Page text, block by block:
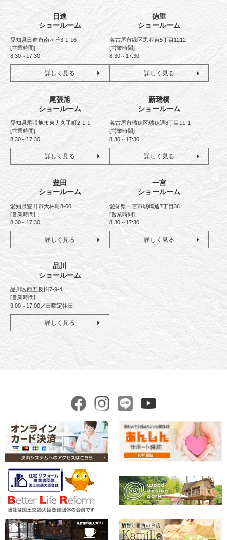
日進
ショールーム
愛知県日進市南ヶ丘3-1-16
[営業時間]
8:30～17:30
詳しく見る
徳重
ショールーム
名古屋市緑区黒沢台5丁目1212
[営業時間]
8:30～17:30
詳しく見る
尾張旭
ショールーム
愛知県尾張旭市東大久手町2-1-1
[営業時間]
8:30～17:30
詳しく見る
新瑞橋
ショールーム
名古屋市瑞穂区瑞穂通8丁目11-1
[営業時間]
8:30～17:30
詳しく見る
豊田
ショールーム
愛知県豊田市大林町8-60
[営業時間]
8:30～17:30
詳しく見る
一宮
ショールーム
愛知県一宮市城崎通7丁目36
[営業時間]
8:30～17:30
詳しく見る
品川
ショールーム
品川区西五反田7-9-4
[営業時間]
9:00～17:00／日曜定休日
詳しく見る